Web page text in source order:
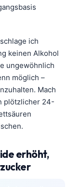
ich
keinen Alkohol
ungewöhnlich
möglich –
Mach
plötzlicher 24-
erhöht,